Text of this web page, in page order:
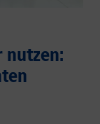
nutzen: